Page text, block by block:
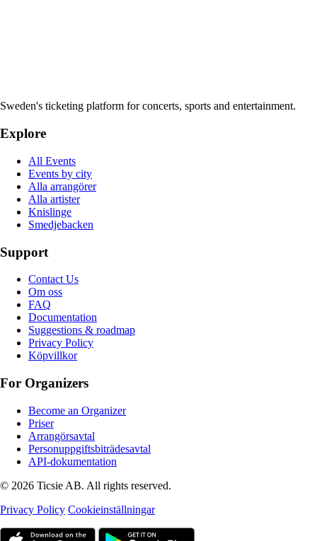
Sweden's ticketing platform for concerts, sports and entertainment.
Explore
All Events
Events by city
Alla arrangörer
Alla artister
Knislinge
Smedjebacken
Support
Contact Us
Om oss
FAQ
Documentation
Suggestions & roadmap
Privacy Policy
Köpvillkor
For Organizers
Become an Organizer
Priser
Arrangörsavtal
Personuppgiftsbiträdesavtal
API-dokumentation
© 2026 Ticsie AB. All rights reserved.
Privacy Policy Cookieinställningar